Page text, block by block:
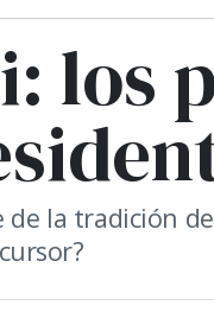
los
la tradición